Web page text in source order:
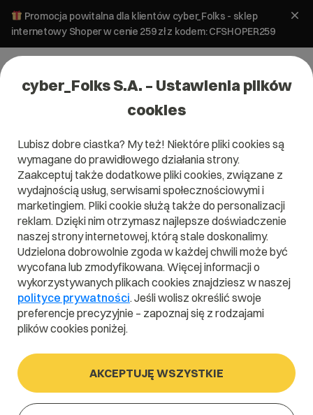
Promocja powitalna dla klientów cyber_Folks - sklep
internetowy Shoper w cenie 259 zł z kodem: CFSHOPER259
Domena .press
Dobre wiadomości w odpowiedniej oprawie
.press
Szukaj
cyber_Folks S.A. – Ustawienia plików
cookies
Lubisz dobre ciastka? My też! Niektóre pliki cookies są
wymagane do prawidłowego działania strony.
Zaakceptuj także dodatkowe pliki cookies, związane z
wydajnością usług, serwisami społecznościowymi i
marketingiem. Pliki cookie służą także do personalizacji
reklam. Dzięki nim otrzymasz najlepsze doświadczenie
naszej strony internetowej, którą stale doskonalimy.
Udzielona dobrowolnie zgoda w każdej chwili może być
wycofana lub zmodyfikowana. Więcej informacji o
wykorzystywanych plikach cookies znajdziesz w naszej
polityce prywatności. Jeśli wolisz określić swoje
preferencje precyzyjnie – zapoznaj się z rodzajami
plików cookies poniżej.
AKCEPTUJĘ WSZYSTKIE